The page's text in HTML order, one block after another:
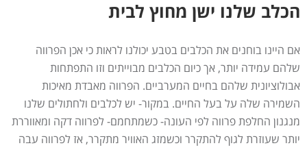
הכלב שלנו ישן מחוץ לבית
אם היינו בוחנים את הכלבים בטבע יכולנו לראות כי אכן הפרווה
שלהם עמידה יותר, אך כיום הכלבים מבוייתים וזו התפתחות
אבולוציונית שלהם בחיים המערביים. הפרווה מאבדת מאיכות
השמירה שלה על בעל החיים. במקור- יש לכלבים ולחתולים שלנו
מנגנון החלפת פרווה לפי העונה- כשמתחמם- לפרווה דקה ומאווררת
יותר שעוזרת לגוף להתקרר וכשמזג האוויר מתקרר, אז לפרווה עבה